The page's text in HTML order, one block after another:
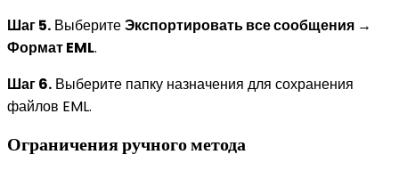
Шаг 5. ВыберитеЭкспортировать все сообщения →
Формат EML.
Шаг 6. Выберите папку назначения для сохранения
файлов EML.
Ограничения ручного метода